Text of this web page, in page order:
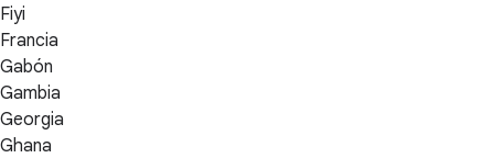
Fiyi
Francia
Gabón
Gambia
Georgia
Ghana